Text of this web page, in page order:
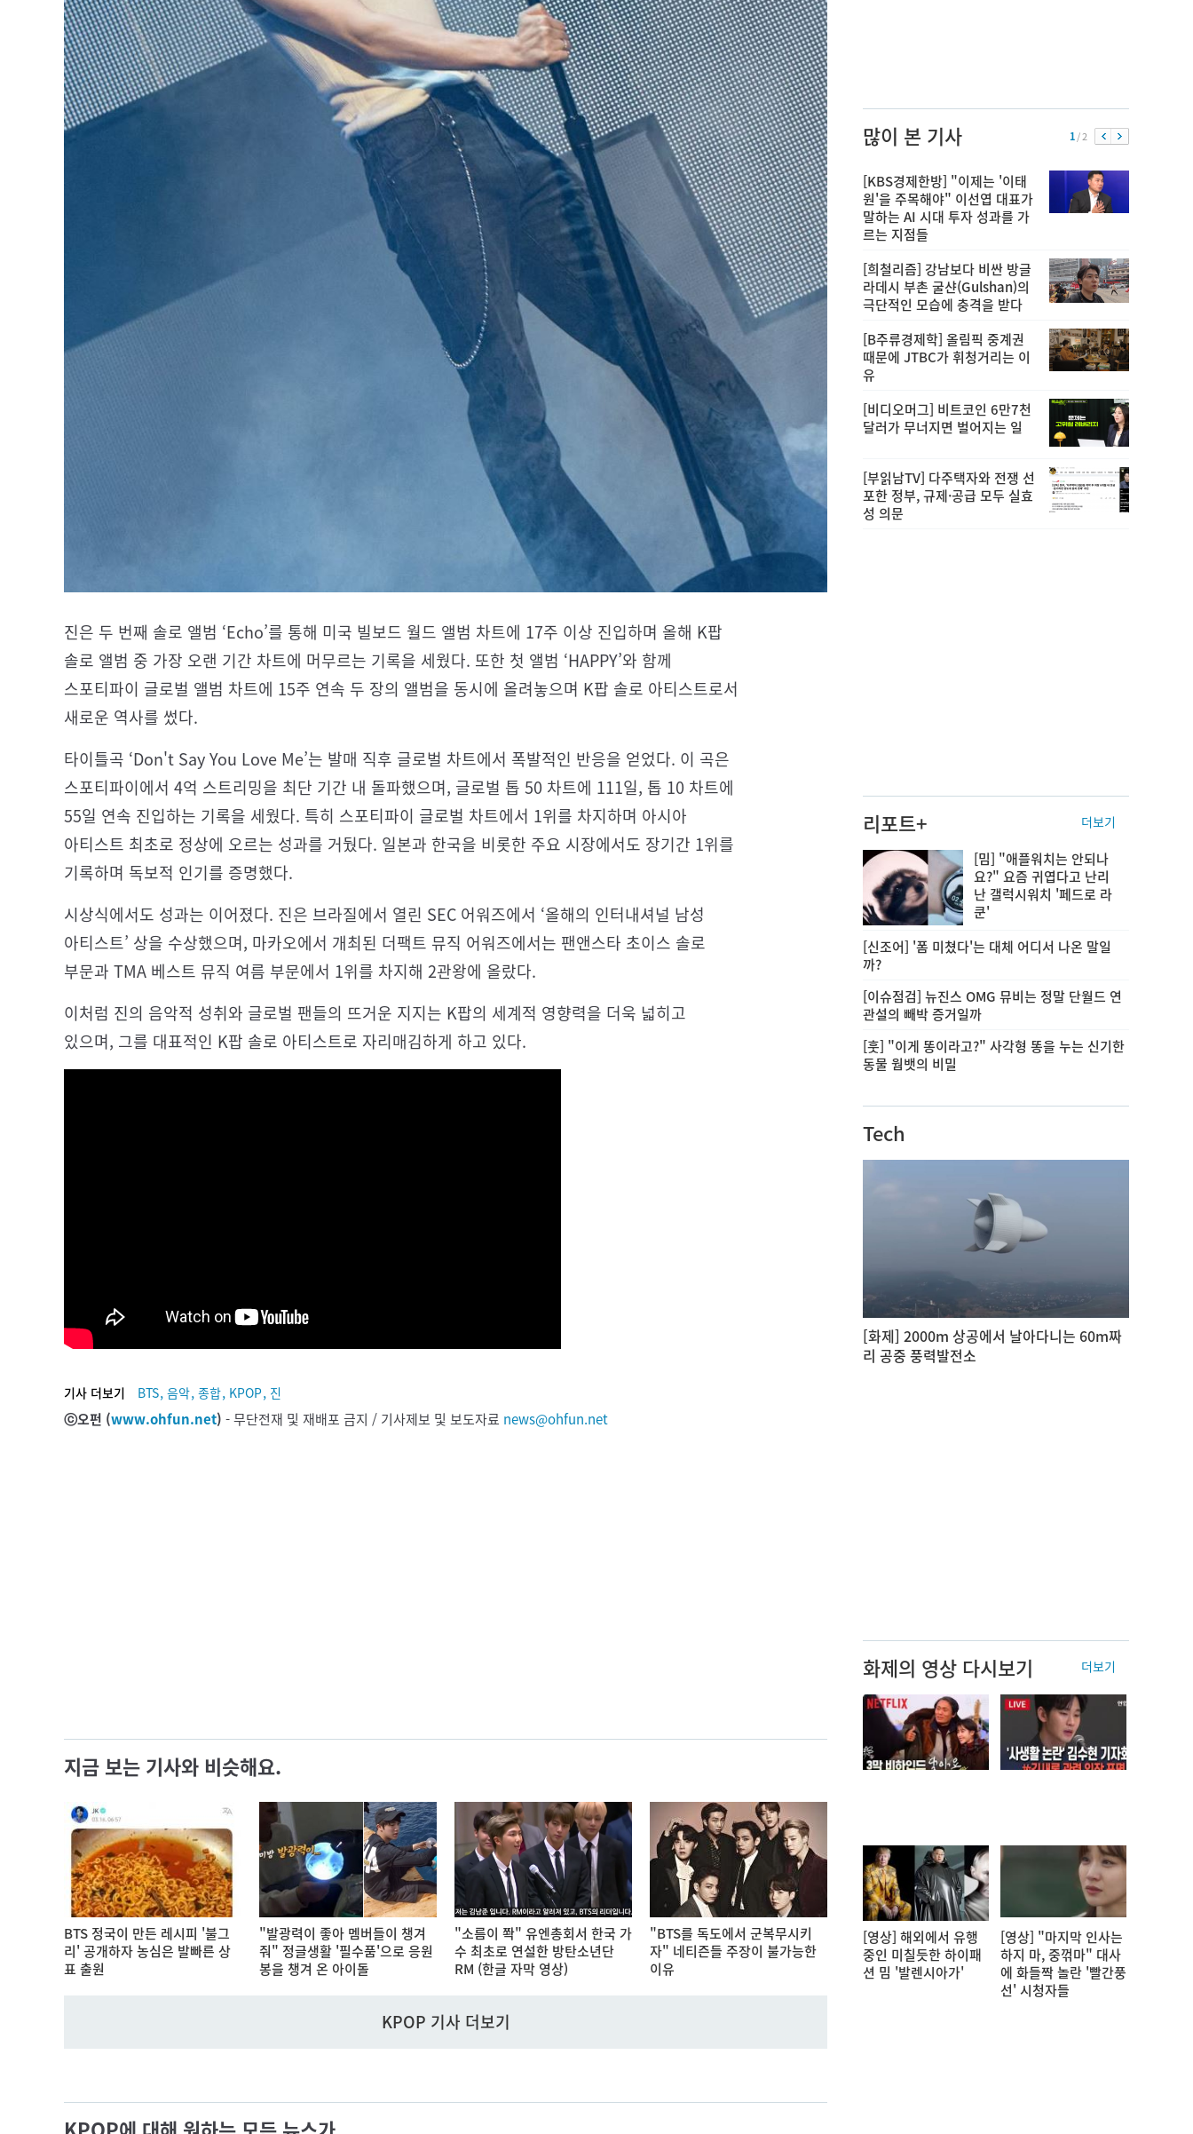
진은 두 번째 솔로 앨범 ‘Echo’를 통해 미국 빌보드 월드 앨범 차트에 17주 이상 진입하며 올해 K팝
솔로 앨범 중 가장 오랜 기간 차트에 머무르는 기록을 세웠다. 또한 첫 앨범 ‘HAPPY’와 함께
스포티파이 글로벌 앨범 차트에 15주 연속 두 장의 앨범을 동시에 올려놓으며 K팝 솔로 아티스트로서
새로운 역사를 썼다.
타이틀곡 ‘Don't Say You Love Me’는 발매 직후 글로벌 차트에서 폭발적인 반응을 얻었다. 이 곡은
스포티파이에서 4억 스트리밍을 최단 기간 내 돌파했으며, 글로벌 톱 50 차트에 111일, 톱 10 차트에
55일 연속 진입하는 기록을 세웠다. 특히 스포티파이 글로벌 차트에서 1위를 차지하며 아시아
아티스트 최초로 정상에 오르는 성과를 거뒀다. 일본과 한국을 비롯한 주요 시장에서도 장기간 1위를
기록하며 독보적 인기를 증명했다.
시상식에서도 성과는 이어졌다. 진은 브라질에서 열린 SEC 어워즈에서 ‘올해의 인터내셔널 남성
아티스트’ 상을 수상했으며, 마카오에서 개최된 더팩트 뮤직 어워즈에서는 팬앤스타 초이스 솔로
부문과 TMA 베스트 뮤직 여름 부문에서 1위를 차지해 2관왕에 올랐다.
이처럼 진의 음악적 성취와 글로벌 팬들의 뜨거운 지지는 K팝의 세계적 영향력을 더욱 넓히고
있으며, 그를 대표적인 K팝 솔로 아티스트로 자리매김하게 하고 있다.
기사 더보기 BTS, 음악, 종합, KPOP, 진
ⓒ오펀 (www.ohfun.net) - 무단전재 및 재배포 금지 / 기사제보 및 보도자료 news@ohfun.net
지금 보는 기사와 비슷해요.
BTS 정국이 만든 레시피 '불그
리' 공개하자 농심은 발빠른 상
표 출원
"발광력이 좋아 멤버들이 챙겨
줘" 정글생활 '필수품'으로 응원
봉을 챙겨 온 아이돌
"소름이 쫙" 유엔총회서 한국 가
수 최초로 연설한 방탄소년단
RM (한글 자막 영상)
"BTS를 독도에서 군복무시키
자" 네티즌들 주장이 불가능한
이유
KPOP 기사 더보기
많이 본 기사 1/ 2
[KBS경제한방] "이제는 '이태
원'을 주목해야" 이선엽 대표가
말하는 AI 시대 투자 성과를 가
르는 지점들
[희철리즘] 강남보다 비싼 방글
라데시 부촌 굴샨(Gulshan)의
극단적인 모습에 충격을 받다
[B주류경제학] 올림픽 중계권
때문에 JTBC가 휘청거리는 이
유
[비디오머그] 비트코인 6만7천
달러가 무너지면 벌어지는 일
[부읽남TV] 다주택자와 전쟁 선
포한 정부, 규제·공급 모두 실효
성 의문
리포트+ 더보기
[밈] "애플워치는 안되나
요?" 요즘 귀엽다고 난리
난 갤럭시워치 '페드로 라
쿤'
[신조어] '폼 미쳤다'는 대체 어디서 나온 말일
까?
[이슈점검] 뉴진스 OMG 뮤비는 정말 단월드 연
관설의 빼박 증거일까
[훗] "이게 똥이라고?" 사각형 똥을 누는 신기한
동물 웜뱃의 비밀
Tech
[화제] 2000m 상공에서 날아다니는 60m짜
리 공중 풍력발전소
화제의 영상 다시보기 더보기
[영상] 해외에서 유행
중인 미칠듯한 하이패
션 밈 '발렌시아가'
[영상] "마지막 인사는
하지 마, 중꺾마" 대사
에 화들짝 놀란 '빨간풍
선' 시청자들